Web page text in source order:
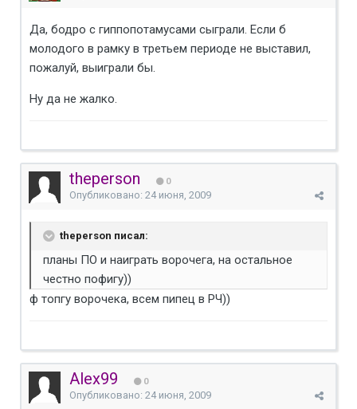
Да, бодро с гиппопотамусами сыграли. Если б
молодого в рамку в третьем периоде не выставил,
пожалуй, выиграли бы.
Ну да не жалко.
theperson 0
Опубликовано: 24 июня, 2009
theperson писал:
планы ПО и наиграть ворочега, на остальное
честно пофигу))
ф топгу ворочека, всем пипец в РЧ))
Alex99 0
Опубликовано: 24 июня, 2009